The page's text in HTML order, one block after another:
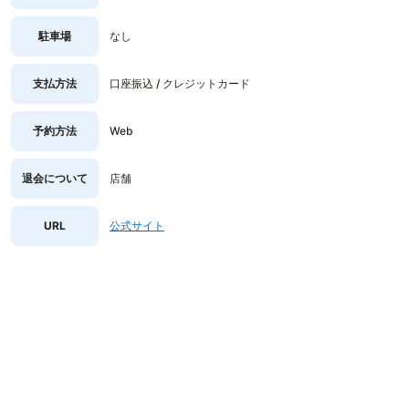
駐車場 なし
支払方法 口座振込 / クレジットカード
予約方法 Web
退会について 店舗
URL 公式サイト